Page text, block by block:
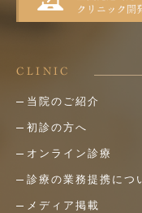
CLINIC
当院のご紹介
初診の方へ
オンライン診療
診療の業務提携につ
メディア掲載